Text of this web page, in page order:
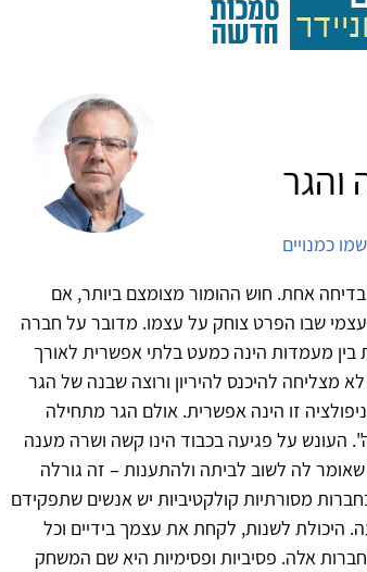
כמנויים
אחת. חוש ההומור מצומצם ביותר, אם
שבו הפרט צוחק על עצמו. מדובר על חברה
בין מעמדות הינה כמעט בלתי אפשרית לאורך
מצליחה להיכנס להיריון ורוצה שבנה של הגר
זו הינה אפשרית. אולם הגר מתחילה
העונש על פגיעה בכבוד הינו קשה ושרה מענה
לה לשוב לביתה ולהתענות – זה גורלה
מסורתיות קולקטיביות יש אנשים שתפקידם
היכולת לשנות, לקחת את עצמך בידיים וכל
אלה. פסיביות ופסימיות היא שם המשחק